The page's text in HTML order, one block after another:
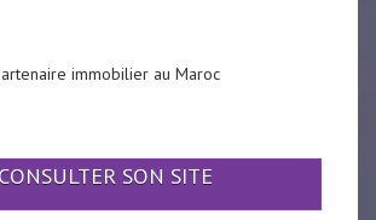
immobilier au Maroc
CONSULTER SON SITE